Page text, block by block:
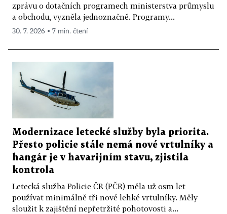
zprávu o dotačních programech ministerstva průmyslu
a obchodu, vyzněla jednoznačně. Programy...
30. 7. 2026 ▪ 7 min. čtení
Modernizace letecké služby byla priorita.
Přesto policie stále nemá nové vrtulníky a
hangár je v havarijním stavu, zjistila
kontrola
Letecká služba Policie ČR (PČR) měla už osm let
používat minimálně tři nové lehké vrtulníky. Měly
sloužit k zajištění nepřetržité pohotovosti a...